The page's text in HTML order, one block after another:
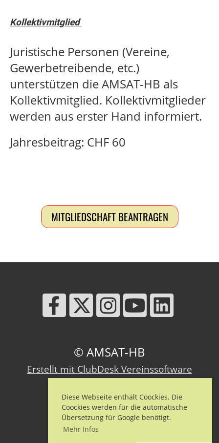
Diese Webseite enthält Coockies. Die
Coockies werden für die automatische
Übersetzung für Google benötigt.
Mehr Infos
Kollektivmitglied
Juristische Personen (Vereine,
Gewerbetreibende, etc.)
unterstützen die AMSAT-HB als
Kollektivmitglied. Kollektivmitglieder
werden aus erster Hand informiert.
Jahresbeitrag: CHF 60
MITGLIEDSCHAFT BEANTRAGEN
© AMSAT-HB
Erstellt mit ClubDesk Vereinssoftware
Impressum
Datenschutz